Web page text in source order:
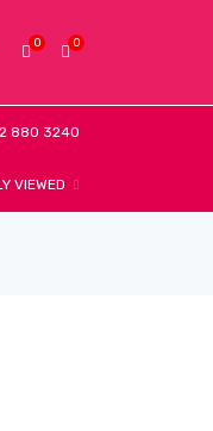
0
0
880 3240
VIEWED